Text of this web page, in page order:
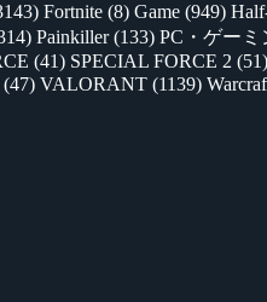
Fortnite (8) Game (949)
Painkiller(133) PC・ゲーミ
(41) SPECIAL FORCE 2 (51)
(47) VALORANT (1139)